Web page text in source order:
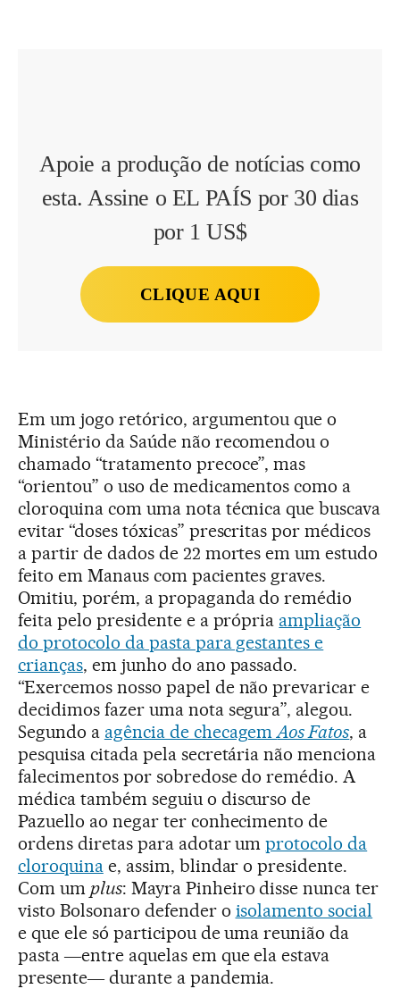
Apoie a produção de notícias como
esta. Assine o EL PAÍS por 30 dias
por 1 US$
CLIQUE AQUI
Em um jogo retórico, argumentou que o
Ministério da Saúde não recomendou o
chamado “tratamento precoce”, mas
“orientou” o uso de medicamentos como a
cloroquina com uma nota técnica que buscava
evitar “doses tóxicas” prescritas por médicos
a partir de dados de 22 mortes em um estudo
feito em Manaus com pacientes graves.
Omitiu, porém, a propaganda do remédio
feita pelo presidente e a própria ampliação
do protocolo da pasta para gestantes e
crianças, em junho do ano passado.
“Exercemos nosso papel de não prevaricar e
decidimos fazer uma nota segura”, alegou.
Segundo a agência de checagemAos Fatos, a
pesquisa citada pela secretária não menciona
falecimentos por sobredose do remédio. A
médica também seguiu o discurso de
Pazuello ao negar ter conhecimento de
ordens diretas para adotar umprotocolo da
cloroquinae, assim, blindar o presidente.
Com um plus: Mayra Pinheiro disse nunca ter
visto Bolsonaro defender o isolamento social
e que ele só participou de uma reunião da
pasta ―entre aquelas em que ela estava
presente― durante a pandemia.